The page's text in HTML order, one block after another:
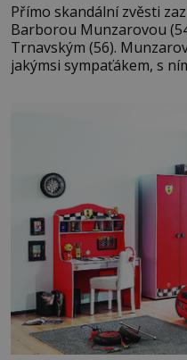
Přímo skandální zvěsti
Barborou Munzarovou
Trnavským (56).
jakýmsi sympaťákem, s